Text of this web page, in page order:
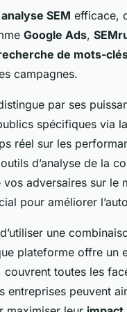
analyse SEM efficace,
Google Ads,
de mots-
campagnes.
par ses
spécifiques via
réel sur les
d’analyse de la
vos adversaires sur le
pour améliorer
une
plateforme offre un
toutes les
entreprises peuvent